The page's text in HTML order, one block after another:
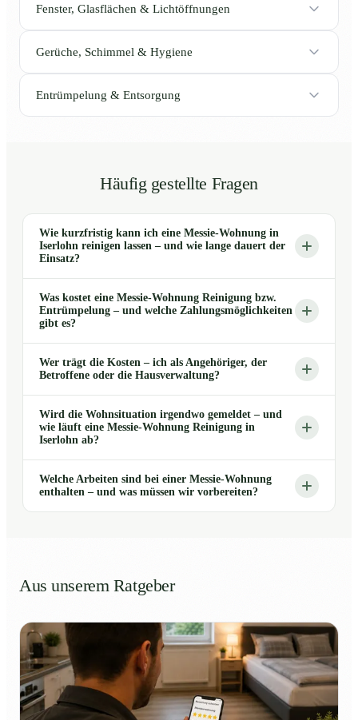
Fenster, Glasflächen & Lichtöffnungen
Gerüche, Schimmel & Hygiene
Entrümpelung & Entsorgung
Häufig gestellte Fragen
Wie kurzfristig kann ich eine Messie-Wohnung in
Iserlohn reinigen lassen – und wie lange dauert der
Einsatz?
Was kostet eine Messie-Wohnung Reinigung bzw.
Entrümpelung – und welche Zahlungsmöglichkeiten
gibt es?
Wer trägt die Kosten – ich als Angehöriger, der
Betroffene oder die Hausverwaltung?
Wird die Wohnsituation irgendwo gemeldet – und
wie läuft eine Messie-Wohnung Reinigung in
Iserlohn ab?
Welche Arbeiten sind bei einer Messie-Wohnung
enthalten – und was müssen wir vorbereiten?
Aus unserem Ratgeber